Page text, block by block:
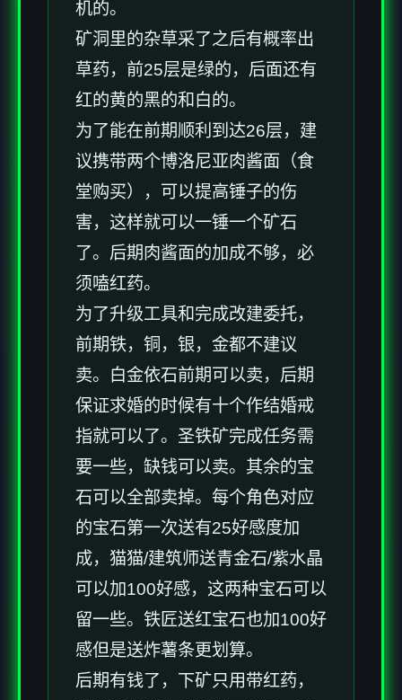
机的。
矿洞里的杂草采了之后有概率出
草药，前25层是绿的，后面还有
红的黄的黑的和白的。
为了能在前期顺利到达26层，建
议携带两个博洛尼亚肉酱面（食
堂购买），可以提高锤子的伤
害，这样就可以一锤一个矿石
了。后期肉酱面的加成不够，必
须嗑红药。
为了升级工具和完成改建委托，
前期铁，铜，银，金都不建议
卖。白金依石前期可以卖，后期
保证求婚的时候有十个作结婚戒
指就可以了。圣铁矿完成任务需
要一些，缺钱可以卖。其余的宝
石可以全部卖掉。每个角色对应
的宝石第一次送有25好感度加
成，猫猫/建筑师送青金石/紫水晶
可以加100好感，这两种宝石可以
留一些。铁匠送红宝石也加100好
感但是送炸薯条更划算。
后期有钱了，下矿只用带红药，